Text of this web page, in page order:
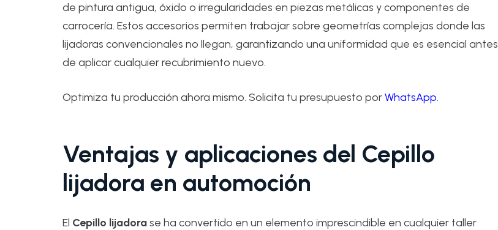
de pintura antigua, óxido o irregularidades en piezas metálicas y componentes de
carrocería. Estos accesorios permiten trabajar sobre geometrías complejas donde las
lijadoras convencionales no llegan, garantizando una uniformidad que es esencial antes
de aplicar cualquier recubrimiento nuevo.
Optimiza tu producción ahora mismo. Solicita tu presupuesto porWhatsApp.
Ventajas y aplicaciones del Cepillo
lijadora en automoción
El Cepillo lijadorase ha convertido en un elemento imprescindible en cualquier taller